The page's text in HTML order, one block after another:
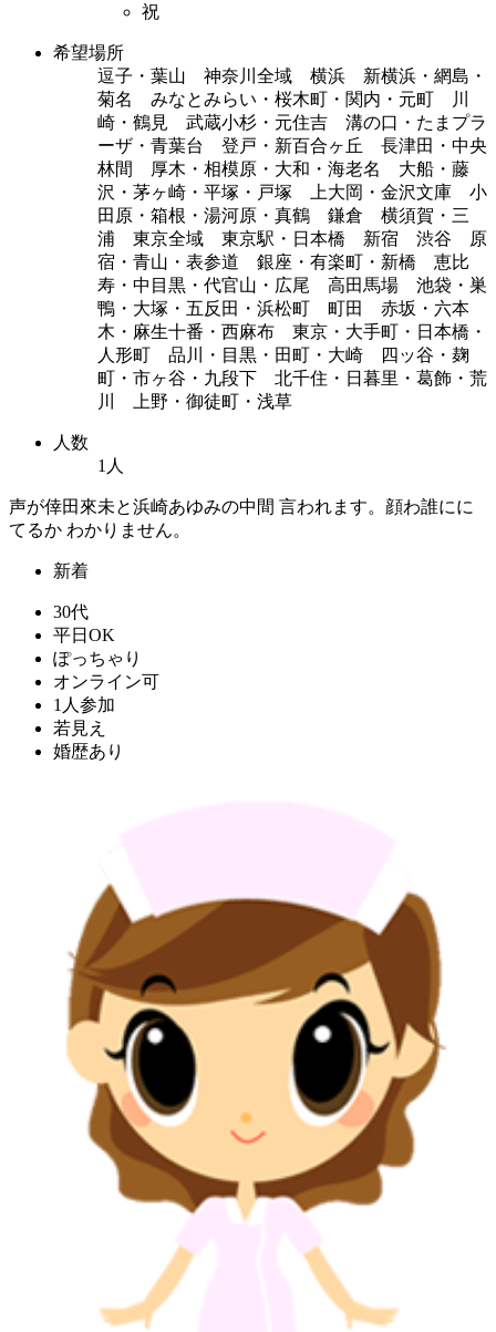
祝
希望場所
逗子・葉山 神奈川全域 横浜 新横浜・網島・
菊名 みなとみらい・桜木町・関内・元町 川
崎・鶴見 武蔵小杉・元住吉 溝の口・たまプラ
ーザ・青葉台 登戸・新百合ヶ丘 長津田・中央
林間 厚木・相模原・大和・海老名 大船・藤
沢・茅ヶ崎・平塚・戸塚 上大岡・金沢文庫 小
田原・箱根・湯河原・真鶴 鎌倉 横須賀・三
浦 東京全域 東京駅・日本橋 新宿 渋谷 原
宿・青山・表参道 銀座・有楽町・新橋 恵比
寿・中目黒・代官山・広尾 高田馬場 池袋・巣
鴨・大塚・五反田・浜松町 町田 赤坂・六本
木・麻生十番・西麻布 東京・大手町・日本橋・
人形町 品川・目黒・田町・大崎 四ッ谷・麹
町・市ヶ谷・九段下 北千住・日暮里・葛飾・荒
川 上野・御徒町・浅草
人数
1人
声が倖田來未と浜崎あゆみの中間 言われます。顔わ誰にに
てるか わかりません。
新着
30代
平日OK
ぽっちゃり
オンライン可
1人参加
若見え
婚歴あり